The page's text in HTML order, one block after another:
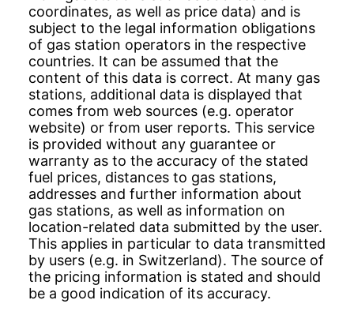
coordinates, as well as price data) and is
subject to the legal information obligations
of gas station operators in the respective
countries. It can be assumed that the
content of this data is correct. At many gas
stations, additional data is displayed that
comes from web sources (e.g. operator
website) or from user reports. This service
is provided without any guarantee or
warranty as to the accuracy of the stated
fuel prices, distances to gas stations,
addresses and further information about
gas stations, as well as information on
location-related data submitted by the user.
This applies in particular to data transmitted
by users (e.g. in Switzerland). The source of
the pricing information is stated and should
be a good indication of its accuracy.